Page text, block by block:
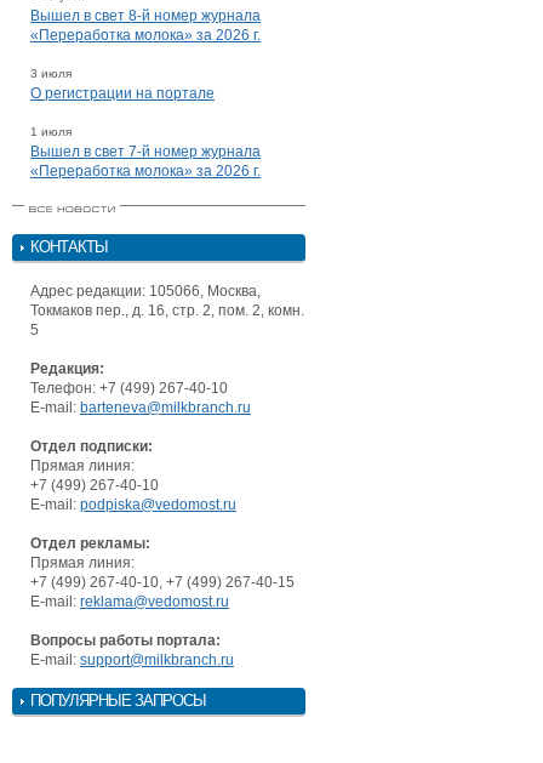
Вышел в свет 8-й номер журнала
«Переработка молока» за 2026 г.
3 июля
О регистрации на портале
1 июля
Вышел в свет 7-й номер журнала
«Переработка молока» за 2026 г.
КОНТАКТЫ
Адрес редакции: 105066, Москва,
Токмаков пер., д. 16, стр. 2, пом. 2, комн.
5
Редакция:
Телефон: +7 (499) 267-40-10
E-mail: barteneva@milkbranch.ru
Отдел подписки:
Прямая линия:
+7 (499) 267-40-10
E-mail: podpiska@vedomost.ru
Отдел рекламы:
Прямая линия:
+7 (499) 267-40-10, +7 (499) 267-40-15
E-mail: reklama@vedomost.ru
Вопросы работы портала:
E-mail: support@milkbranch.ru
ПОПУЛЯРНЫЕ ЗАПРОСЫ